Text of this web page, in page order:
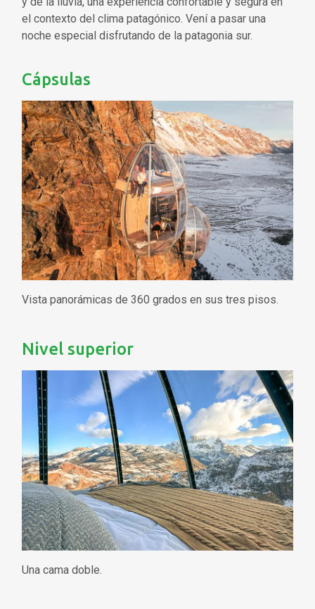
el contexto del clima patagónico. Vení a pasar una
noche especial disfrutando de la patagonia sur.
Cápsulas
Vista panorámicas de 360 grados en sus tres pisos.
Nivel superior
Una cama doble.